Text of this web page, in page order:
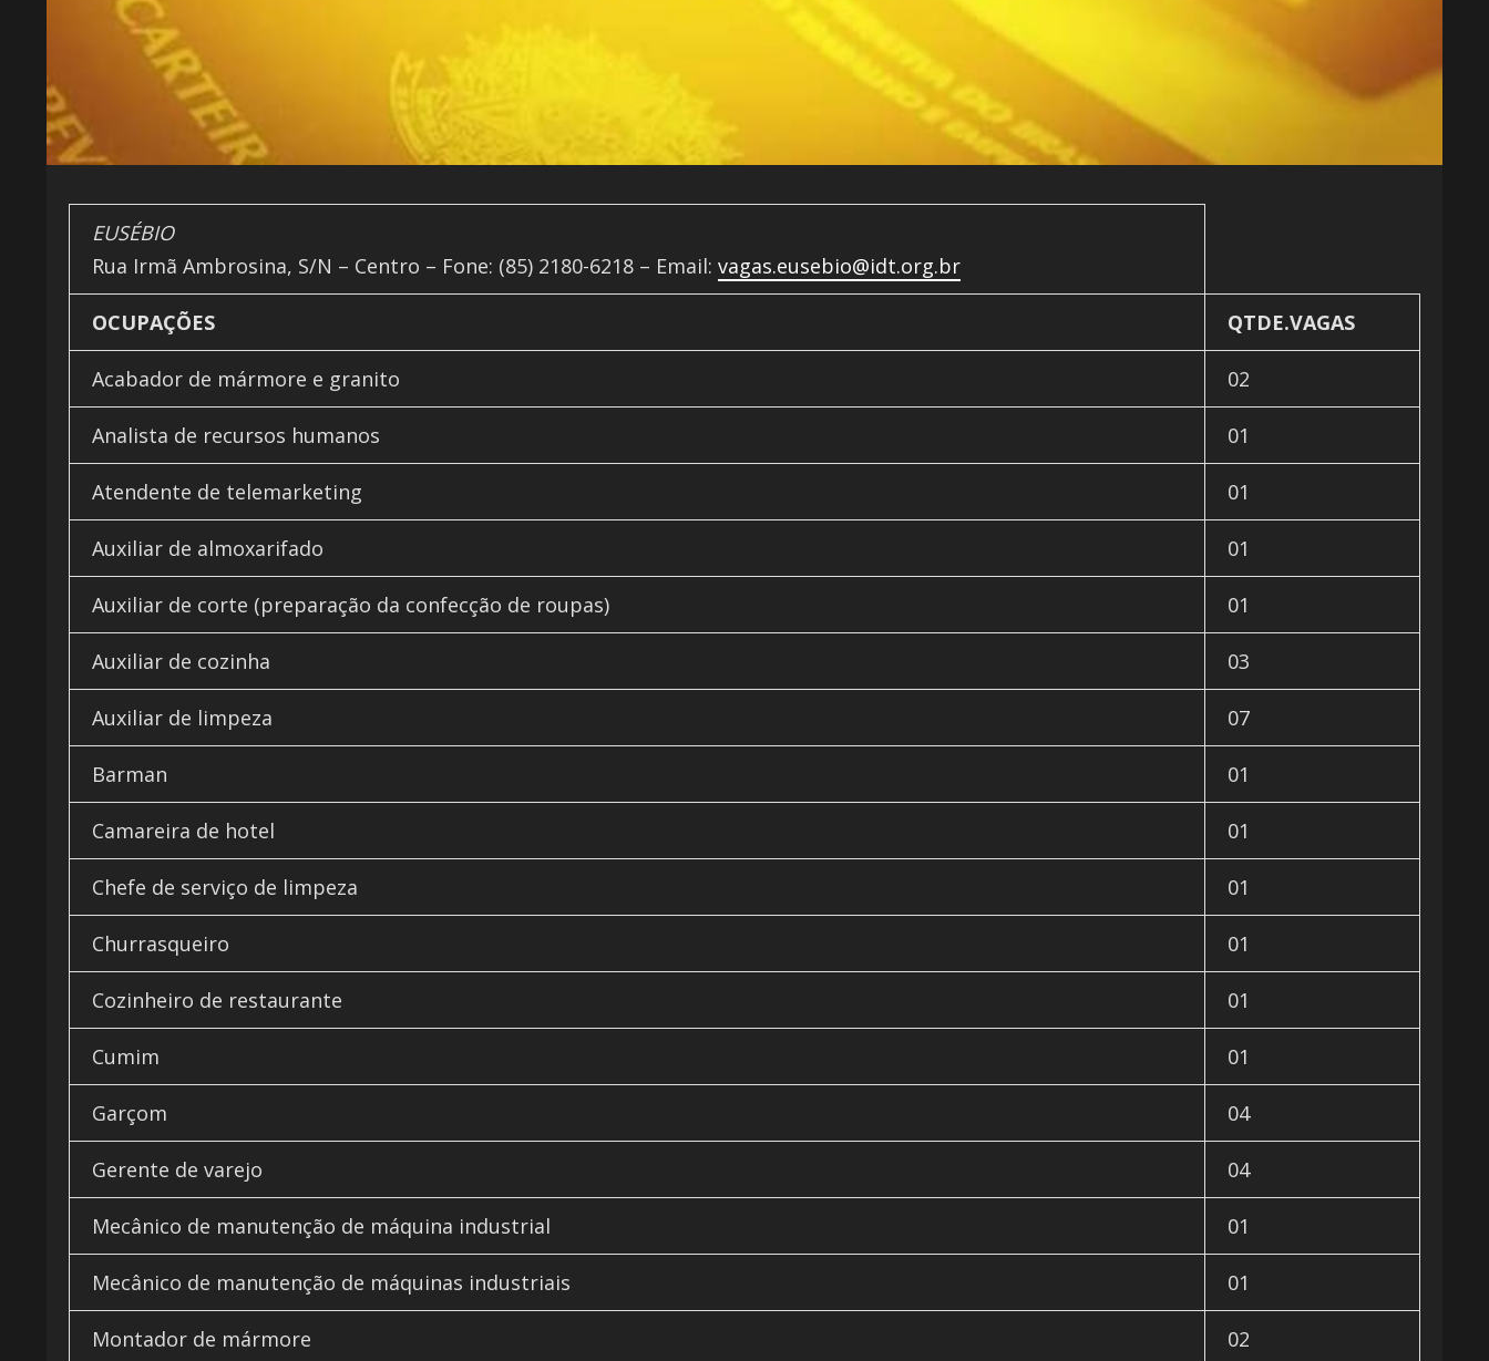
EUSÉBIO
Rua Irmã Ambrosina, S/N – Centro – Fone: (85) 2180-6218 – Email: vagas.eusebio@idt.org.br
OCUPAÇÕES QTDE.VAGAS
Acabador de mármore e granito 02
Analista de recursos humanos 01
Atendente de telemarketing 01
Auxiliar de almoxarifado 01
Auxiliar de corte (preparação da confecção de roupas) 01
Auxiliar de cozinha 03
Auxiliar de limpeza 07
Barman 01
Camareira de hotel 01
Chefe de serviço de limpeza 01
Churrasqueiro 01
Cozinheiro de restaurante 01
Cumim 01
Garçom 04
Gerente de varejo 04
Mecânico de manutenção de máquina industrial 01
Mecânico de manutenção de máquinas industriais 01
Montador de mármore 02